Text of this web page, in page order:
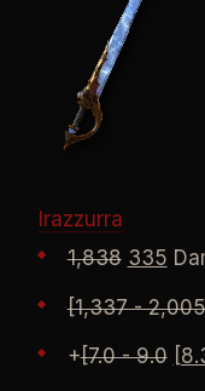
Irazzurra
1,838 335
[1,337 -
+[7.0 - 9.0